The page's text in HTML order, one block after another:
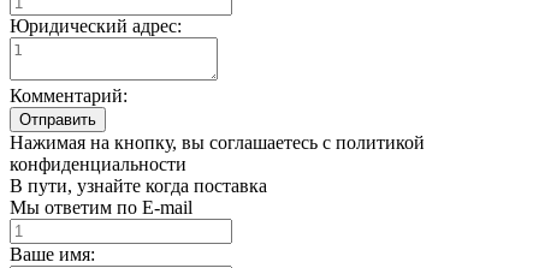
Юридический адрес:
Комментарий:
Отправить
Нажимая на кнопку, вы соглашаетесь с политикой
конфиденциальности
В пути, узнайте когда поставка
Мы ответим по E-mail
Ваше имя: